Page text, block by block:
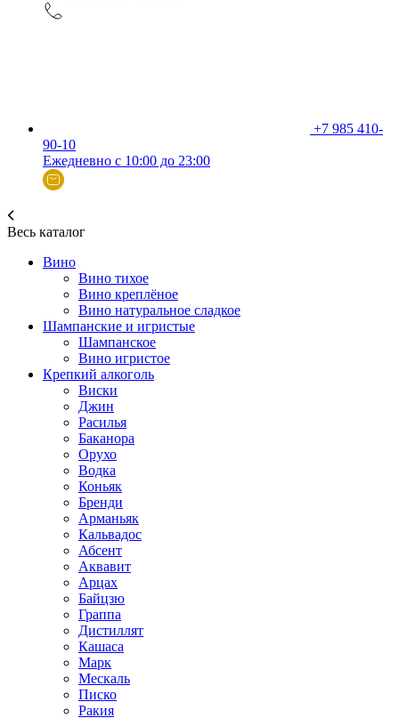
+7 985 410-
90-10
Ежедневно с 10:00 до 23:00
Весь каталог
Вино
Вино тихое
Вино креплёное
Вино натуральное сладкое
Шампанские и игристые
Шампанское
Вино игристое
Крепкий алкоголь
Виски
Джин
Расилья
Баканора
Орухо
Водка
Коньяк
Бренди
Арманьяк
Кальвадос
Абсент
Аквавит
Арцах
Байцзю
Граппа
Дистиллят
Кашаса
Марк
Мескаль
Писко
Ракия